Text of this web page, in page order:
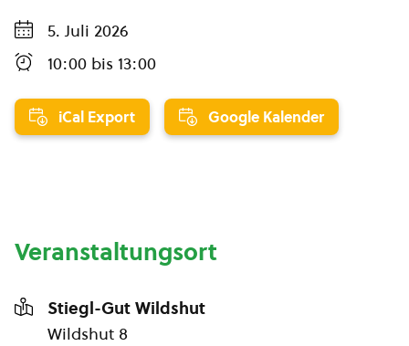
5. Juli 2026
10:00 bis 13:00
iCal Export Google Kalender
Veranstaltungsort
Stiegl-Gut Wildshut
Wildshut 8